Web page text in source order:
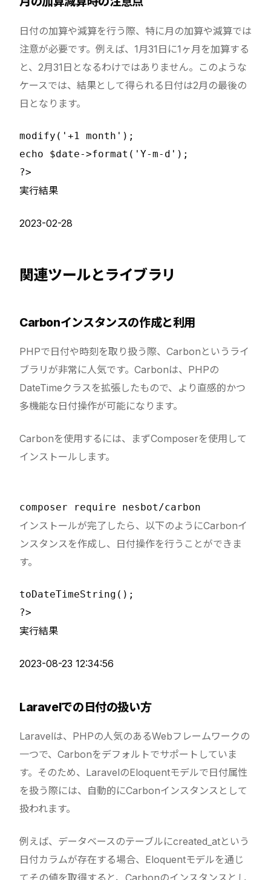
日付の加算や減算を行う際、特に月の加算や減算では
注意が必要です。例えば、1月31日に1ヶ月を加算する
と、2月31日となるわけではありません。このような
ケースでは、結果として得られる日付は2月の最後の
日となります。
modify('+1 month');
echo $date->format('Y-m-d');
実行結果
2023-02-28
関連ツールとライブラリ
Carbonインスタンスの作成と利用
PHPで日付や時刻を取り扱う際、Carbonというライ
ブラリが非常に人気です。Carbonは、PHPの
DateTimeクラスを拡張したもので、より直感的かつ
多機能な日付操作が可能になります。
Carbonを使用するには、まずComposerを使用して
インストールします。
インストールが完了したら、以下のようにCarbonイ
ンスタンスを作成し、日付操作を行うことができま
す。
toDateTimeString();
実行結果
2023-08-23 12:34:56
Laravelでの日付の扱い方
Laravelは、PHPの人気のあるWebフレームワークの
一つで、Carbonをデフォルトでサポートしていま
す。そのため、LaravelのEloquentモデルで日付属性
を扱う際には、自動的にCarbonインスタンスとして
扱われます。
例えば、データベースのテーブルにcreated_atという
日付カラムが存在する場合、Eloquentモデルを通じ